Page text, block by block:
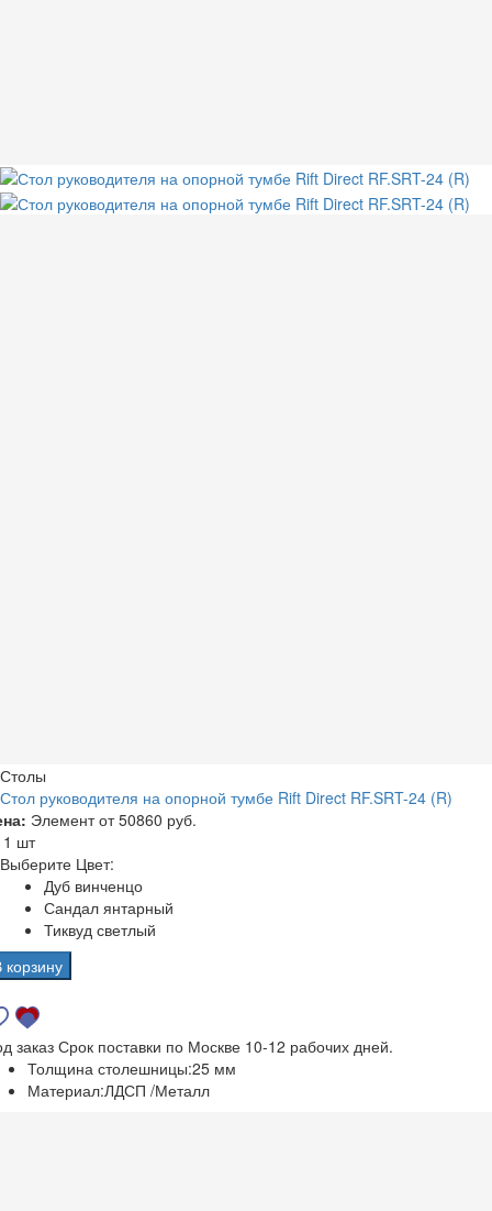
Столы
Стол руководителя на опорной тумбе Rift Direct RF.SRT-24 (R)
Элемент от 50860 руб.
1 шт
Выберите Цвет:
Дуб винченцо
Сандал янтарный
Тиквуд светлый
корзину
заказ Срок поставки по Москве 10-12 рабочих дней.
Толщина столешницы:25 мм
Материал:ЛДСП /Металл